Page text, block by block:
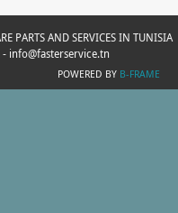
PARTS AND SERVICES IN TUNISIA
- info@fasterservice.tn
POWERED BY B-FRAME